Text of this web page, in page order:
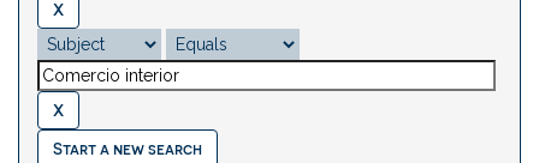
Start a new search